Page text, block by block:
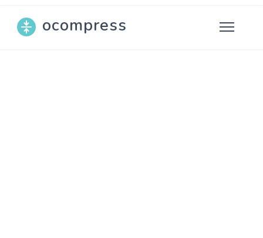
ocompress